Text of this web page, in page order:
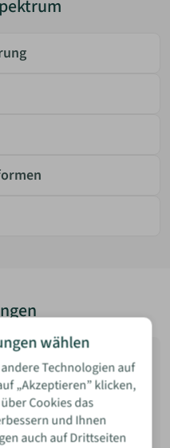
Insgesamt
Anbieter bewerten
Neueste zuerst
wählen
Technologien auf
„Akzeptieren” klicken,
Cookies das
und Ihnen
auch auf Drittseiten